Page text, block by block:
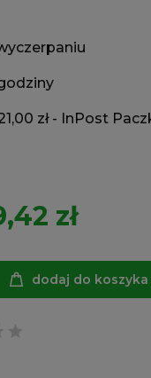
zł - InPost
zł
dodaj do koszyka